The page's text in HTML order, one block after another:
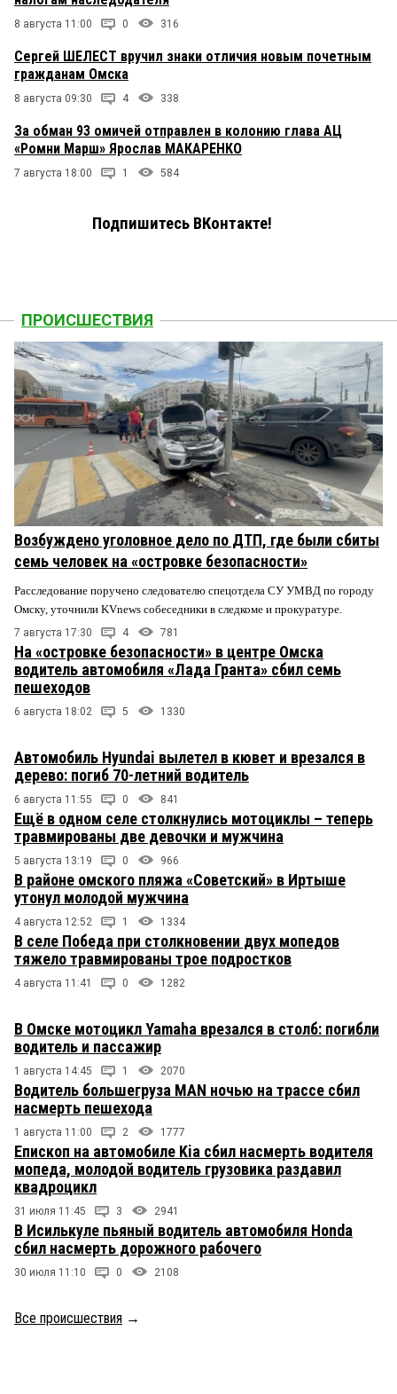
8 августа 11:00 0 316
Сергей ШЕЛЕСТ вручил знаки отличия новым почетным
гражданам Омска
8 августа 09:30 4 338
За обман 93 омичей отправлен в колонию глава АЦ
«Ромни Марш» Ярослав МАКАРЕНКО
7 августа 18:00 1 584
Подпишитесь ВКонтакте!
ПРОИСШЕСТВИЯ
Возбуждено уголовное дело по ДТП, где были сбиты
семь человек на «островке безопасности»
Расследование поручено следователю спецотдела СУ УМВД по городу
Омску, уточнили KVnews собеседники в следкоме и прокуратуре.
7 августа 17:30 4 781
На «островке безопасности» в центре Омска
водитель автомобиля «Лада Гранта» сбил семь
пешеходов
6 августа 18:02 5 1330
Автомобиль Hyundai вылетел в кювет и врезался в
дерево: погиб 70-летний водитель
6 августа 11:55 0 841
Ещё в одном селе столкнулись мотоциклы – теперь
травмированы две девочки и мужчина
5 августа 13:19 0 966
В районе омского пляжа «Советский» в Иртыше
утонул молодой мужчина
4 августа 12:52 1 1334
В селе Победа при столкновении двух мопедов
тяжело травмированы трое подростков
4 августа 11:41 0 1282
В Омске мотоцикл Yamaha врезался в столб: погибли
водитель и пассажир
1 августа 14:45 1 2070
Водитель большегруза MAN ночью на трассе сбил
насмерть пешехода
1 августа 11:00 2 1777
Епископ на автомобиле Kia сбил насмерть водителя
мопеда, молодой водитель грузовика раздавил
квадроцикл
31 июля 11:45 3 2941
В Исилькуле пьяный водитель автомобиля Honda
сбил насмерть дорожного рабочего
30 июля 11:10 0 2108
Все происшествия →